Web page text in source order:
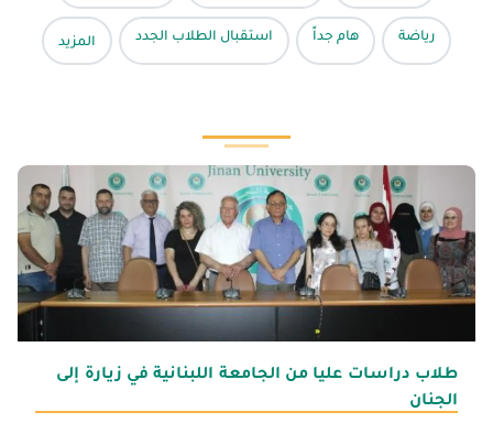
رياضة هام جداً استقبال الطلاب الجدد المزيد
طلاب دراسات عليا من الجامعة اللبنانية في زيارة إلى
الجنان